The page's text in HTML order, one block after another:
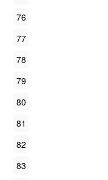
76
77
78
79
80
81
82
83